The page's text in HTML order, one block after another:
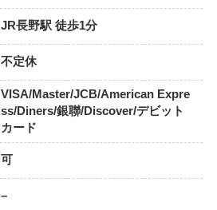
JR長野駅 徒歩1分
不定休
VISA/Master/JCB/American Expre
ss/Diners/銀聯/Discover/デビット
カード
可
–